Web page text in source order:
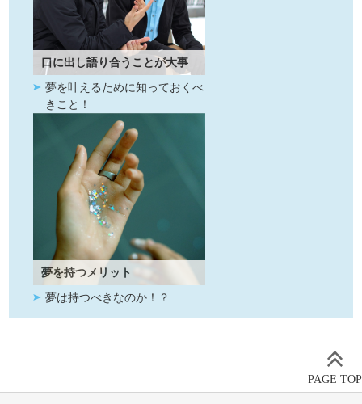
口に出し語り合うことが大事
夢を叶えるために知っておくべ
きこと！
夢を持つメリット
夢は持つべきなのか！？
PAGE TOP